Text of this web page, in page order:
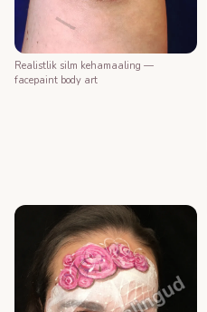
Realistlik silm kehamaaling —
facepaint body art